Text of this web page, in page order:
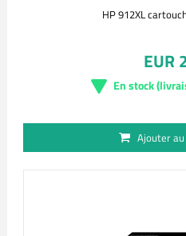
HP 912XL
EUR
En stock
Ajouter